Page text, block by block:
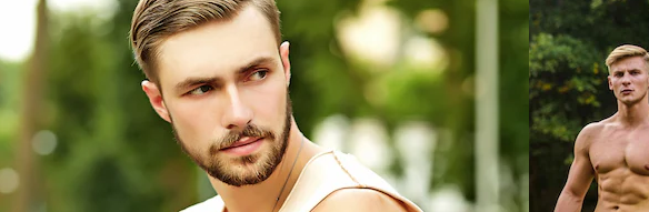
Luova alusta parhaiden töidesi
toteuttamiseen. Yli miljoona tilaajaa
luovien alojen ammattilaisten, yritysten,
toimistojen ja studioiden joukossa.
Tuotteet
Spaces
Tekoälyavustaja
Tekoälyllä toimiva
kuvageneraattori
Tekoälyllä toimiva
Aloita
Academy
Tuki
Käyttöehdot